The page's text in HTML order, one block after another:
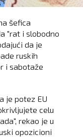
šefica
"rat i slobodno
da je
ruskih
i sabotaže
je potez EU
celu
rekao je u
opozicioni